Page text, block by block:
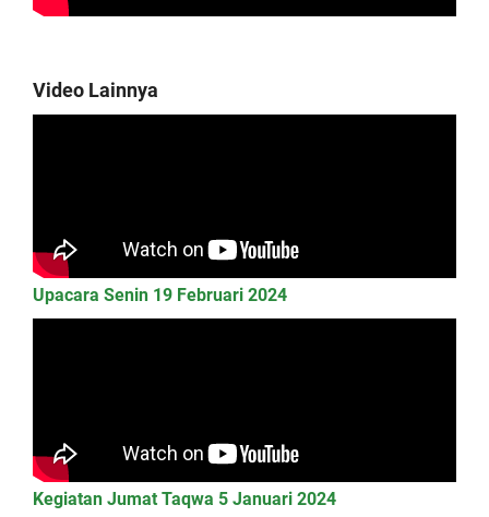
Video Lainnya
Upacara Senin 19 Februari 2024
Kegiatan Jumat Taqwa 5 Januari 2024